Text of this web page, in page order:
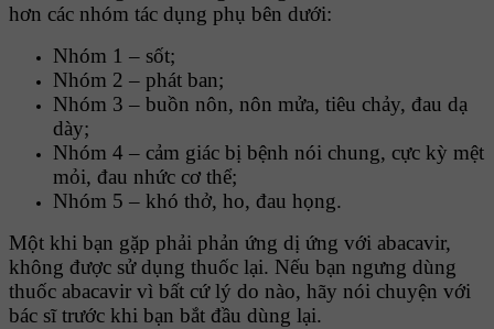
hơn các nhóm tác dụng phụ bên dưới:
Nhóm 1 – sốt;
Nhóm 2 – phát ban;
Nhóm 3 – buồn nôn, nôn mửa, tiêu chảy, đau dạ
dày;
Nhóm 4 – cảm giác bị bệnh nói chung, cực kỳ mệt
mỏi, đau nhức cơ thể;
Nhóm 5 – khó thở, ho, đau họng.
Một khi bạn gặp phải phản ứng dị ứng với abacavir,
không được sử dụng thuốc lại. Nếu bạn ngưng dùng
thuốc abacavir vì bất cứ lý do nào, hãy nói chuyện với
bác sĩ trước khi bạn bắt đầu dùng lại.